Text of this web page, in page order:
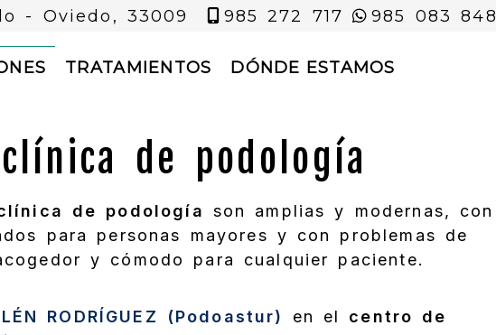
- Oviedo, 33009 985 272 717 985 083 848
TRATAMIENTOS DÓNDE ESTAMOS
de podología
de podología
son amplias y modernas, con
para personas mayores y con problemas de
y cómodo para cualquier paciente.
RODRÍGUEZ (Podoastur) en el centro de